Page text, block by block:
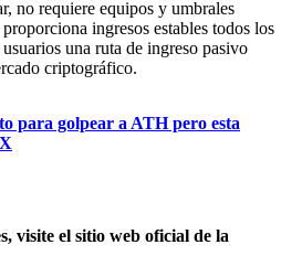
no requiere equipos y umbrales
ingresos estables todos los
una ruta de ingreso pasivo
criptográfico.
para golpear a ATH pero esta
visite el sitio web oficial de la